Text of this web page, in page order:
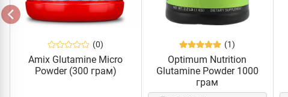
(0)
Amix Glutamine Micro
Powder (300 грам)
(1)
Optimum Nutrition
Glutamine Powder 1000
грам